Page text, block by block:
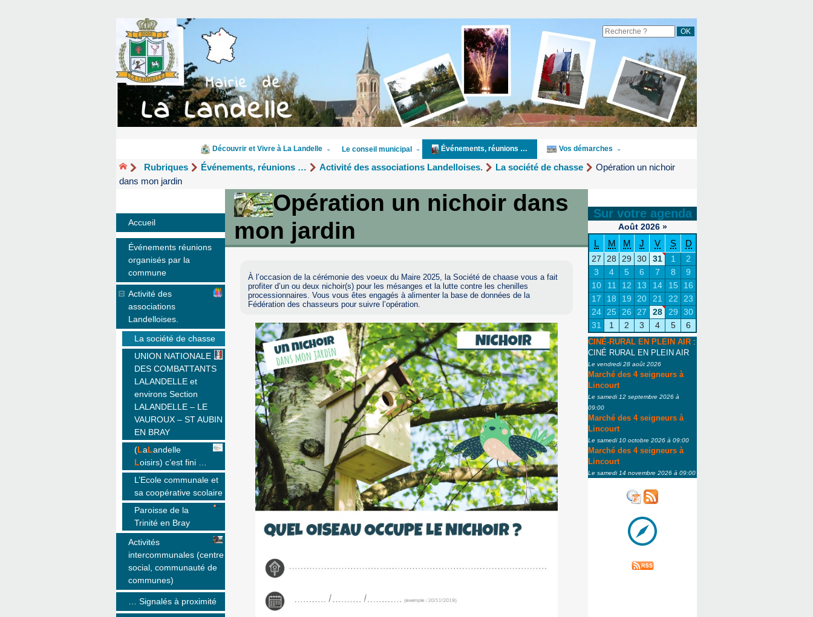
Découvrir et Vivre à La Landelle Le conseil municipal Événements, réunions … Vos démarches
Rubriques Événements, réunions … Activité des associations Landelloises. La société de chasse
Opération un nichoir
dans mon jardin
Opération un nichoir dans
mon jardin
À l’occasion de la cérémonie des voeux du Maire 2025, la Société de chaase vous a fait
profiter d’un ou deux nichoir(s) pour les mésanges et la lutte contre les chenilles
processionnaires. Vous vous êtes engagés à alimenter la base de données de la
Fédération des chasseurs pour suivre l’opération.
Accueil
Événements réunions
organisés par la
commune
Activité des
associations
Landelloises.
La société de chasse
UNION NATIONALE
DES COMBATTANTS
LALANDELLE et
environs Section
LALANDELLE – LE
VAUROUX – ST AUBIN
EN BRAY
(LaLandelle
Loisirs) c’est fini …
L’Ecole communale et
sa coopérative scolaire
Paroisse de la
Trinité en Bray
Activités
intercommunales (centre
social, communauté de
communes)
… Signalés à proximité
Sur votre agenda
Août 2026 »
L M M J V S D
27 28 29 30 31 1
2
3
4 5 6 7 8
9
10
11 12 13 14 15
16
17
18 19 20 21 22
23
24
25 26 27 28 29
30
31
1 2 3 4 5 6
CINÉ-RURAL EN PLEIN AIR :
CINÉ RURAL EN PLEIN AIR
Le vendredi 28 août 2026
Marché des 4 seigneurs à
Lincourt
Le samedi 12 septembre 2026 à
09:00
Marché des 4 seigneurs à
Lincourt
Le samedi 10 octobre 2026 à 09:00
Marché des 4 seigneurs à
Lincourt
Le samedi 14 novembre 2026 à 09:00